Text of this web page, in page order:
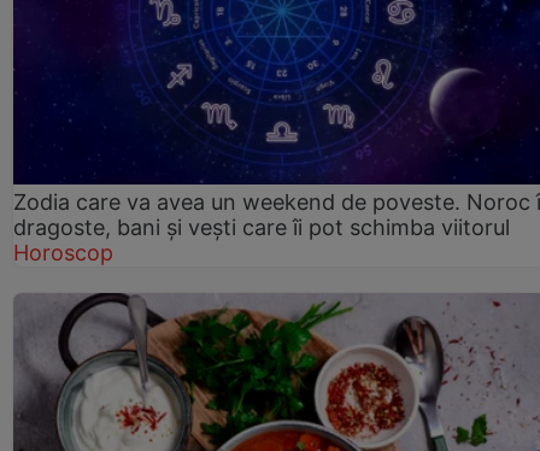
Zodia care va avea un weekend de poveste. Noroc
dragoste, bani și vești care îi pot schimba viitorul
Horoscop